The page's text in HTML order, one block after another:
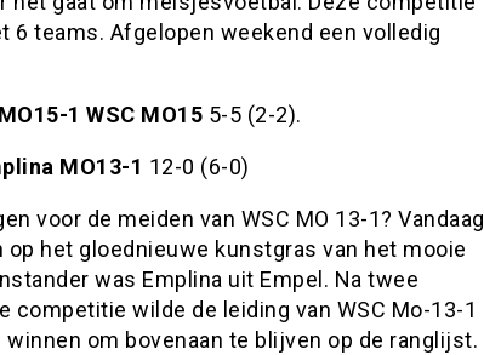
6 teams. Afgelopen weekend een volledig
1 WSC MO15 5-5 (2-2).
MO13-1 12-0 (6-0)
voor de meiden van WSC MO 13-1? Vandaag
het gloednieuwe kunstgras van het mooie
was Emplina uit Empel. Na twee
competitie wilde de leiding van WSC Mo-13-1
om bovenaan te blijven op de ranglijst.